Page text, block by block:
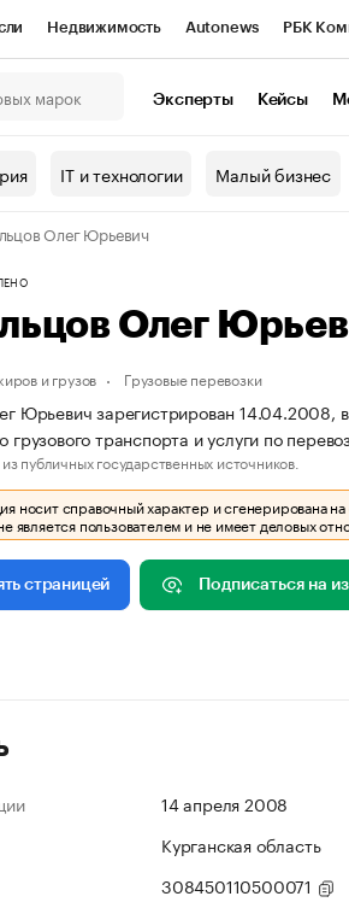
Недвижимость Autonews РБК
Проверка контрагентов
Эксперты Кейсы
IT и технологии Малый бизнес
Олег Юрьевич
Олег
и грузов Грузовые перевозки
Юрьевич зарегистрирован 14.04.2008,
грузового транспорта и услуги по
публичных государственных источников.
носит справочный характер и сгенерирована
является пользователем и не имеет деловых
страницей Подписаться на
14 апреля 2008
Курганская область
308450110500071